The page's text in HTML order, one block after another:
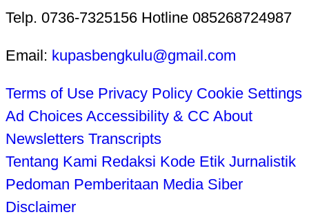
Telp. 0736-7325156 Hotline 085268724987
Email: kupasbengkulu@gmail.com
Terms of Use Privacy Policy Cookie Settings
Ad Choices Accessibility & CC About
Newsletters Transcripts
Tentang Kami Redaksi Kode Etik Jurnalistik
Pedoman Pemberitaan Media Siber
Disclaimer